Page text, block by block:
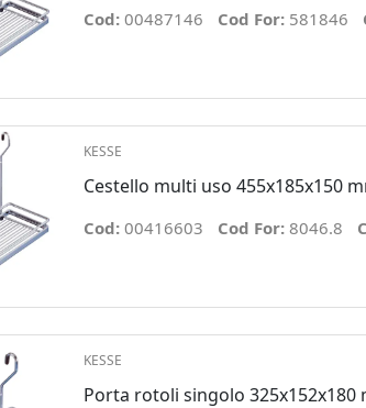
Cod: 00487146 Cod For: 581846
KESSE
Cestello multi uso 455x185x150
Cod: 00416603 Cod For: 8046.8
KESSE
Porta rotoli singolo